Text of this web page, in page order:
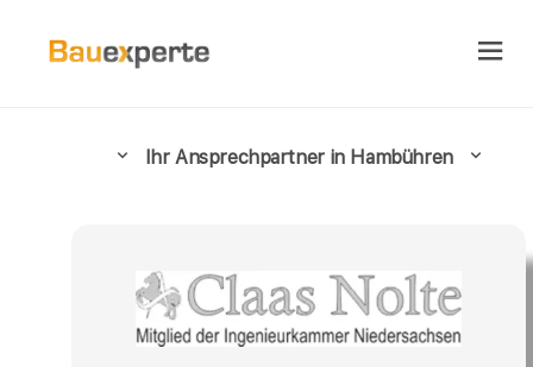
Ihr Ansprechpartner in Hambühren